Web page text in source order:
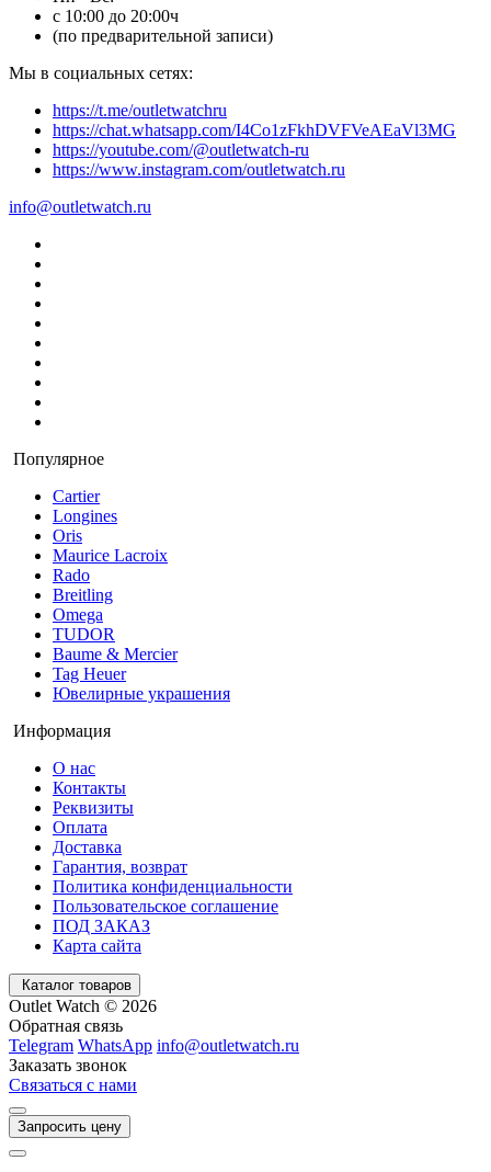
с 10:00 до 20:00ч
(по предварительной записи)
Мы в социальных сетях:
https://t.me/outletwatchru
https://chat.whatsapp.com/I4Co1zFkhDVFVeAEaVl3MG
https://youtube.com/@outletwatch-ru
https://www.instagram.com/outletwatch.ru
info@outletwatch.ru
Популярное
Cartier
Longines
Oris
Maurice Lacroix
Rado
Breitling
Omega
TUDOR
Baume & Mercier
Tag Heuer
Ювелирные украшения
Информация
О нас
Контакты
Реквизиты
Оплата
Доставка
Гарантия, возврат
Политика конфиденциальности
Пользовательское соглашение
ПОД ЗАКАЗ
Карта сайта
Каталог товаров
Outlet Watch © 2026
Обратная связь
Telegram WhatsApp info@outletwatch.ru
Заказать звонок
Связаться с нами
Запросить цену